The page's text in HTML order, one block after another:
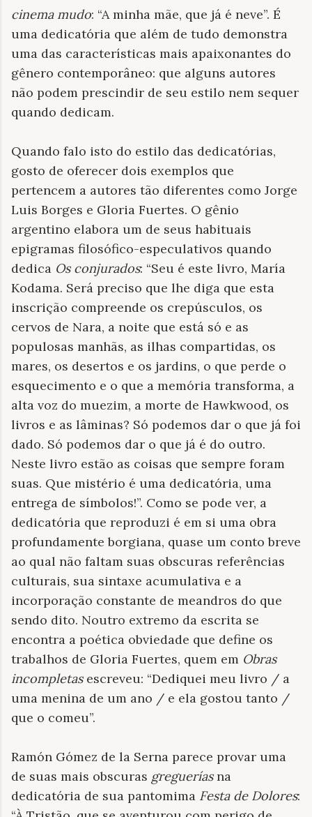
cinema mudo: “A minha mãe, que já é neve”. É
uma dedicatória que além de tudo demonstra
uma das características mais apaixonantes do
gênero contemporâneo: que alguns autores
não podem prescindir de seu estilo nem sequer
quando dedicam.
Quando falo isto do estilo das dedicatórias,
gosto de oferecer dois exemplos que
pertencem a autores tão diferentes como Jorge
Luis Borges e Gloria Fuertes. O gênio
argentino elabora um de seus habituais
epigramas filosófico-especulativos quando
dedica Os conjurados: “Seu é este livro, María
Kodama. Será preciso que lhe diga que esta
inscrição compreende os crepúsculos, os
cervos de Nara, a noite que está só e as
populosas manhãs, as ilhas compartidas, os
mares, os desertos e os jardins, o que perde o
esquecimento e o que a memória transforma, a
alta voz do muezim, a morte de Hawkwood, os
livros e as lâminas? Só podemos dar o que já foi
dado. Só podemos dar o que já é do outro.
Neste livro estão as coisas que sempre foram
suas. Que mistério é uma dedicatória, uma
entrega de símbolos!”. Como se pode ver, a
dedicatória que reproduzi é em si uma obra
profundamente borgiana, quase um conto breve
ao qual não faltam suas obscuras referências
culturais, sua sintaxe acumulativa e a
incorporação constante de meandros do que
sendo dito. Noutro extremo da escrita se
encontra a poética obviedade que define os
trabalhos de Gloria Fuertes, quem em Obras
incompletasescreveu: “Dediquei meu livro / a
uma menina de um ano / e ela gostou tanto /
que o comeu”.
Ramón Gómez de la Serna parece provar uma
de suas mais obscuras gregueríasna
dedicatória de sua pantomima Festa de Dolores: